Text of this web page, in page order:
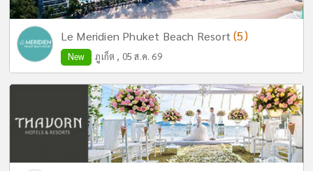
Le Meridien Phuket Beach Resort(5)
New ภูเก็ต , 05 ส.ค. 69